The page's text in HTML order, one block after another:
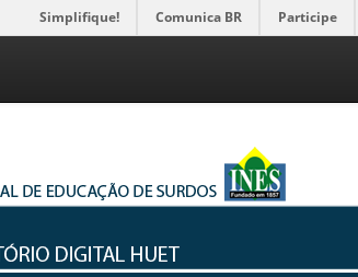
Simplifique! Comunica BR Participe